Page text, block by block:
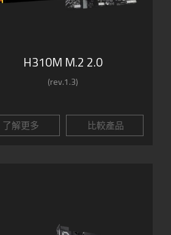
H310M M.2 2.0
(rev.1.3)
了解更多 比較產品